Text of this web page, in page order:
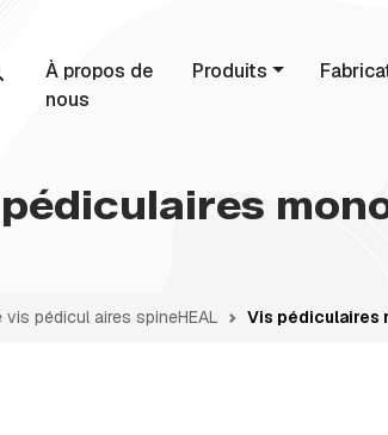
À propos de
nous
Produits
vis pédicul aires spineHEAL Vis pédiculaires